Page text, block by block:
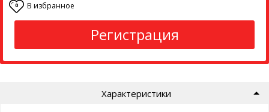
0 В избранное
Регистрация
Характеристики